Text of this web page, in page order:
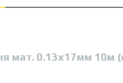
мат. 0.13х17мм 10м